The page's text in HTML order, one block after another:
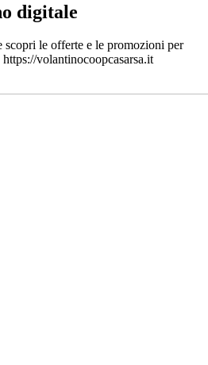
digitale
le offerte e le promozioni per
volantinocoopcasarsa.it